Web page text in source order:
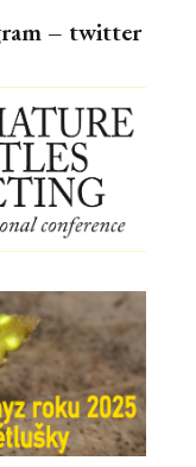
– twitter